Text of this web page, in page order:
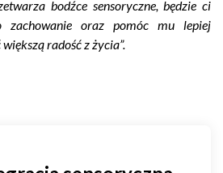
bodźce sensoryczne, będzie ci
zachowanie oraz pomóc mu lepiej
radość z życia”.